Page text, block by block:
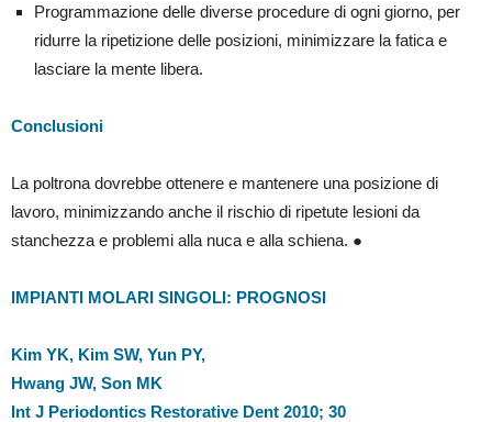
Programmazione delle diverse procedure di ogni giorno, per
ridurre la ripetizione delle posizioni, minimizzare la fatica e
lasciare la mente libera.
Conclusioni
La poltrona dovrebbe ottenere e mantenere una posizione di
lavoro, minimizzando anche il rischio di ripetute lesioni da
stanchezza e problemi alla nuca e alla schiena. ●
IMPIANTI MOLARI SINGOLI: PROGNOSI
Kim YK, Kim SW, Yun PY,
Hwang JW, Son MK
Int J Periodontics Restorative Dent 2010; 30